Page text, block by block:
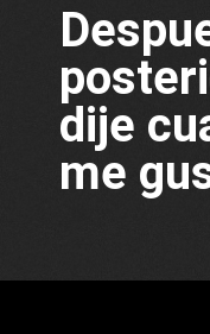
dije
me